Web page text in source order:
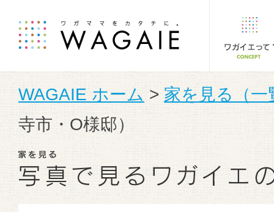
WAGAIE ホーム > 家を見る（一
寺市・O様邸）